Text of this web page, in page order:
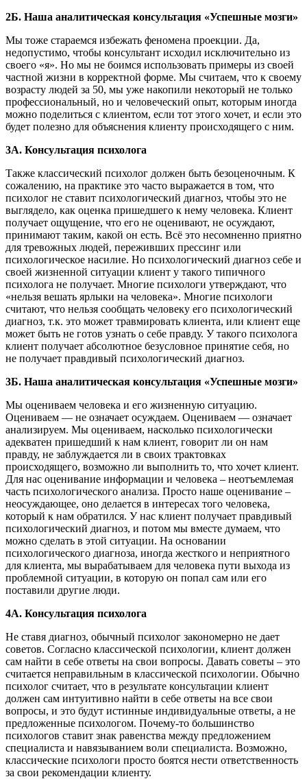
2Б. Наша аналитическая консультация «Успешные мозги»
Мы тоже стараемся избежать феномена проекции. Да,
недопустимо, чтобы консультант исходил исключительно из
своего «я». Но мы не боимся использовать примеры из своей
частной жизни в корректной форме. Мы считаем, что к своему
возрасту людей за 50, мы уже накопили некоторый не только
профессиональный, но и человеческий опыт, которым иногда
можно поделиться с клиентом, если тот этого хочет, и если это
будет полезно для объяснения клиенту происходящего с ним.
3А. Консультация психолога
Также классический психолог должен быть безоценочным. К
сожалению, на практике это часто выражается в том, что
психолог не ставит психологический диагноз, чтобы это не
выглядело, как оценка пришедшего к нему человека. Клиент
получает ощущение, что его не оценивают, не осуждают,
принимают таким, какой он есть. Всё это несомненно приятно
для тревожных людей, переживших прессинг или
психологическое насилие. Но психологический диагноз себе и
своей жизненной ситуации клиент у такого типичного
психолога не получает. Многие психологи утверждают, что
«нельзя вешать ярлыки на человека». Многие психологи
считают, что нельзя сообщать человеку его психологический
диагноз, т.к. это может травмировать клиента, или клиент еще
может быть не готов узнать о себе правду. У такого психолога
клиент получает абсолютное безусловное принятие себя, но
не получает правдивый психологический диагноз.
3Б. Наша аналитическая консультация «Успешные мозги»
Мы оцениваем человека и его жизненную ситуацию.
Оцениваем — не означает осуждаем. Оцениваем — означает
анализируем. Мы оцениваем, насколько психологически
адекватен пришедший к нам клиент, говорит ли он нам
правду, не заблуждается ли в своих трактовках
происходящего, возможно ли выполнить то, что хочет клиент.
Для нас оценивание информации и человека – неотъемлемая
часть психологического анализа. Просто наше оценивание –
неосуждающее, оно делается в интересах того человека,
который к нам обратился. У нас клиент получает правдивый
психологический диагноз, и потом мы вместе думаем, что
можно сделать в этой ситуации. На основании
психологического диагноза, иногда жесткого и неприятного
для клиента, мы вырабатываем для человека пути выхода из
проблемной ситуации, в которую он попал сам или его
поставили другие люди.
4А. Консультация психолога
Не ставя диагноз, обычный психолог закономерно не дает
советов. Согласно классической психологии, клиент должен
сам найти в себе ответы на свои вопросы. Давать советы – это
считается неправильным в классической психологии. Обычно
психолог считает, что в результате консультации клиент
должен сам интуитивно найти в себе ответы на все свои
вопросы, и это будут истинные индивидуальные ответы, а не
предложенные психологом. Почему-то большинство
психологов ставит знак равенства между предложением
специалиста и навязыванием воли специалиста. Возможно,
классические психологи просто боятся нести ответственность
за свои рекомендации клиенту.